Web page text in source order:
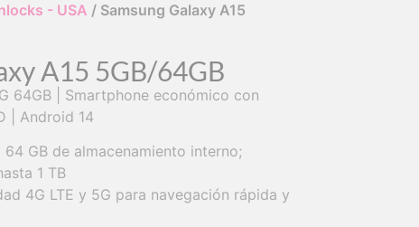
- USA / Samsung Galaxy A15
A15 5GB/64GB
64GB | Smartphone económico con
| Android 14
64 GB de almacenamiento interno;
1 TB
4G LTE y 5G para navegación rápida y